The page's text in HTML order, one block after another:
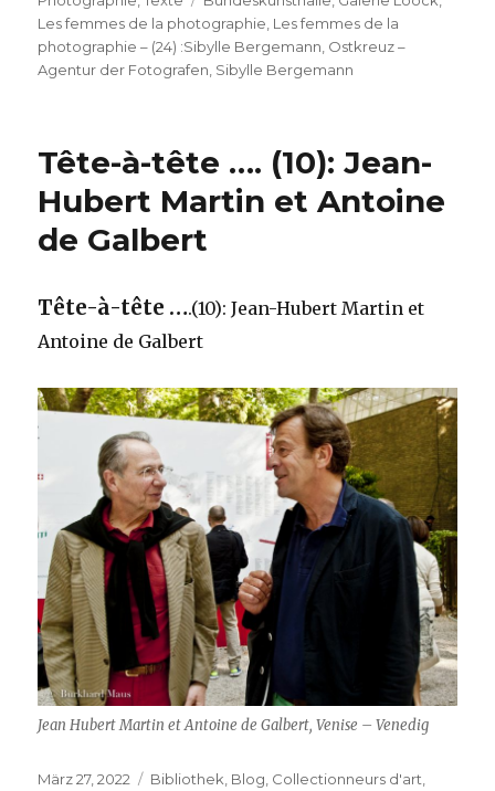
Les femmes de la photographie Les femmes de la
photographie – (24) :Sibylle Bergemann Ostkreuz –
Agentur der Fotografen Sibylle Bergemann
Tête-à-tête …. (10): Jean-
Hubert Martin et Antoine
de Galbert
Tête-à-tête ….(10): Jean-Hubert Martin et
Antoine de Galbert
Jean Hubert Martin et Antoine de Galbert, Venise – Venedig
Veröffentlicht
März 27, 2022 Kategorien
Bibliothek, Blog, Collectionneurs d'art,